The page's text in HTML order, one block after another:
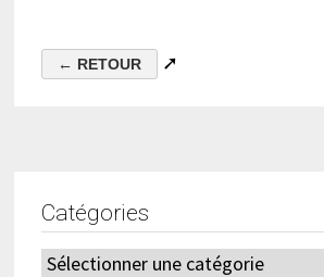
➚
Catégories
Catégories